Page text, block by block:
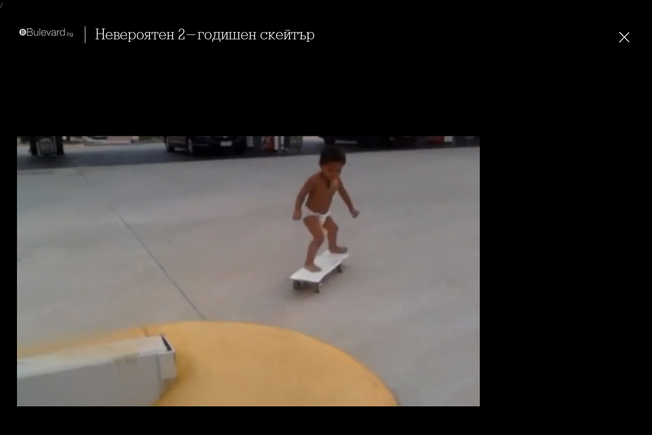
/
Невероятен 2-годишен скейтър